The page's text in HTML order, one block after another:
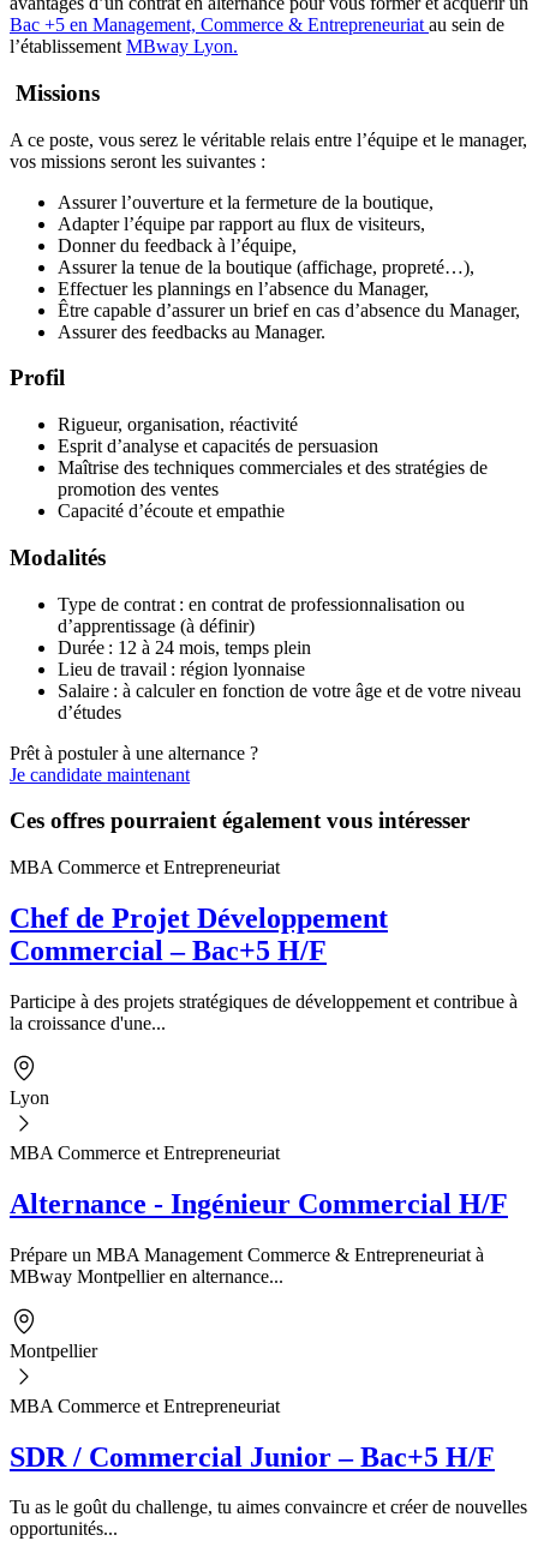
Bac +5 en Management, Commerce & Entrepreneuriat au sein de
l’établissement MBway Lyon.
Missions
A ce poste, vous serez le véritable relais entre l’équipe et le manager,
vos missions seront les suivantes :
Assurer l’ouverture et la fermeture de la boutique,
Adapter l’équipe par rapport au flux de visiteurs,
Donner du feedback à l’équipe,
Assurer la tenue de la boutique (affichage, propreté…),
Effectuer les plannings en l’absence du Manager,
Être capable d’assurer un brief en cas d’absence du Manager,
Assurer des feedbacks au Manager.
Profil
Rigueur, organisation, réactivité
Esprit d’analyse et capacités de persuasion
Maîtrise des techniques commerciales et des stratégies de
promotion des ventes
Capacité d’écoute et empathie
Modalités
Type de contrat : en contrat de professionnalisation ou
d’apprentissage (à définir)
Durée : 12 à 24 mois, temps plein
Lieu de travail : région lyonnaise
Salaire : à calculer en fonction de votre âge et de votre niveau
d’études
Prêt à postuler à une alternance ?
Je candidate maintenant
Ces offres pourraient également vous intéresser
MBA Commerce et Entrepreneuriat
Chef de Projet Développement
Commercial – Bac+5 H/F
Participe à des projets stratégiques de développement et contribue à
la croissance d'une...
Lyon
MBA Commerce et Entrepreneuriat
Alternance - Ingénieur Commercial H/F
Prépare un MBA Management Commerce & Entrepreneuriat à
MBway Montpellier en alternance...
Montpellier
MBA Commerce et Entrepreneuriat
SDR / Commercial Junior – Bac+5 H/F
Tu as le goût du challenge, tu aimes convaincre et créer de nouvelles
opportunités...